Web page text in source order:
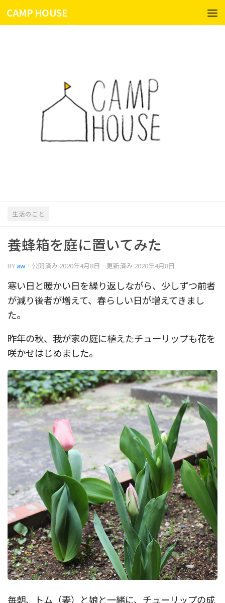
コンテンツへスキップ
CAMP HOUSE
生活のこと
養蜂箱を庭に置いてみた
BY aw · 公開済み 2020年4月8日 · 更新済み 2020年4月8日
寒い日と暖かい日を繰り返しながら、少しずつ前者
が減り後者が増えて、春らしい日が増えてきまし
た。
昨年の秋、我が家の庭に植えたチューリップも花を
咲かせはじめました。
毎朝、トム（妻）と娘と一緒に、チューリップの成